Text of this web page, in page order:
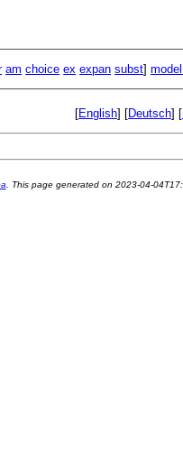
am choice ex expan subst]
[English] [Deutsch] [
. This page generated on 2023-04-